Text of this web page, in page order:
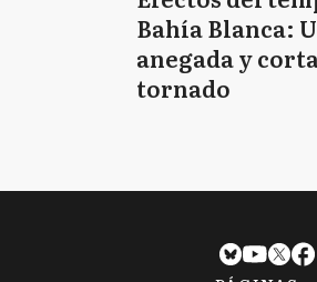
Bahía Blanca:
anegada y
tornado